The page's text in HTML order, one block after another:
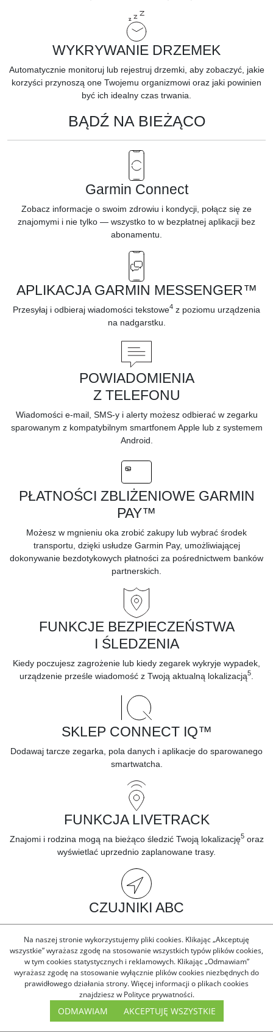
WYKRYWANIE DRZEMEK
Automatycznie monitoruj lub rejestruj drzemki, aby zobaczyć, jakie
korzyści przynoszą one Twojemu organizmowi oraz jaki powinien
być ich idealny czas trwania.
BĄDŹ NA BIEŻĄCO
Garmin Connect
Zobacz informacje o swoim zdrowiu i kondycji, połącz się ze
znajomymi i nie tylko — wszystko to w bezpłatnej aplikacji bez
abonamentu.
APLIKACJA GARMIN MESSENGER™
Przesyłaj i odbieraj wiadomości tekstowe4 z poziomu urządzenia
na nadgarstku.
POWIADOMIENIA
Z TELEFONU
Wiadomości e-mail, SMS-y i alerty możesz odbierać w zegarku
sparowanym z kompatybilnym smartfonem Apple lub z systemem
Android.
PŁATNOŚCI ZBLIŻENIOWE GARMIN
PAY™
Możesz w mgnieniu oka zrobić zakupy lub wybrać środek
transportu, dzięki usłudze Garmin Pay, umożliwiającej
dokonywanie bezdotykowych płatności za pośrednictwem banków
partnerskich.
FUNKCJE BEZPIECZEŃSTWA
I ŚLEDZENIA
Kiedy poczujesz zagrożenie lub kiedy zegarek wykryje wypadek,
urządzenie prześle wiadomość z Twoją aktualną lokalizacją5
SKLEP CONNECT IQ™
Dodawaj tarcze zegarka, pola danych i aplikacje do sparowanego
smartwatcha.
FUNKCJA LIVETRACK
Znajomi i rodzina mogą na bieżąco śledzić Twoją lokalizację5 oraz
wyświetlać uprzednio zaplanowane trasy.
CZUJNIKI ABC
Nawiguj po kolejnym szlaku z wysokościomierzem, barometrem i
3-osiowym kompasem elektronicznym.
TECHNOLOGIA SATIQ
Uzyskaj najwyższą dokładność pozycjonowania, dzięki
Na naszej stronie wykorzystujemy pliki cookies. Klikając „Akceptuję
wszystkie” wyrażasz zgodę na stosowanie wszystkich typów plików cookies,
w tym cookies statystycznych i reklamowych. Klikając „Odmawiam”
wyrażasz zgodę na stosowanie wyłącznie plików cookies niezbędnych do
prawidłowego działania strony. Więcej informacji o plikach cookies
znajdziesz w Polityce prywatności.
ODMAWIAM AKCEPTUJĘ WSZYSTKIE